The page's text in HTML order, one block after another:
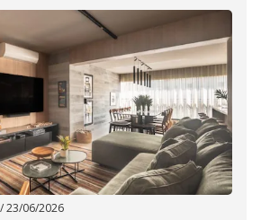
/23/06/2026